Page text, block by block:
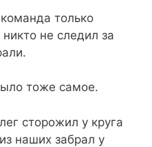
только
не следил за
тоже самое.
сторожил у круга
наших забрал у